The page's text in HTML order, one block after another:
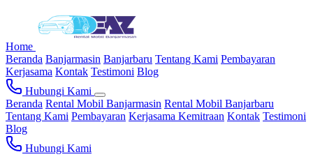
Home
Beranda Banjarmasin Banjarbaru Tentang Kami Pembayaran
Kerjasama Kontak Testimoni Blog
Hubungi Kami
Beranda Rental Mobil Banjarmasin Rental Mobil Banjarbaru
Tentang Kami Pembayaran Kerjasama Kemitraan Kontak Testimoni
Blog
Hubungi Kami